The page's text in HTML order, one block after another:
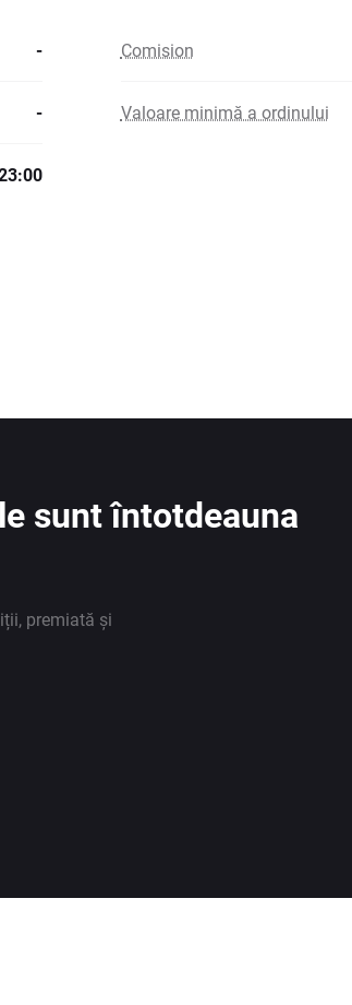
- Comision
- Valoare minimă a ordinului
sunt întotdeauna
premiată și